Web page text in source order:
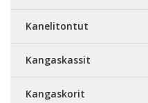
Kanelitontut
Kangaskassit
Kangaskorit